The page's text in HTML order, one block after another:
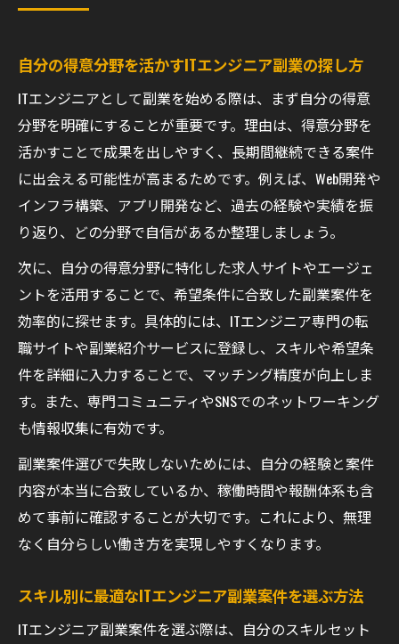
自分の得意分野を活かすITエンジニア副業の探し方
ITエンジニアとして副業を始める際は、まず自分の得意
分野を明確にすることが重要です。理由は、得意分野を
活かすことで成果を出しやすく、長期間継続できる案件
に出会える可能性が高まるためです。例えば、Web開発や
インフラ構築、アプリ開発など、過去の経験や実績を振
り返り、どの分野で自信があるか整理しましょう。
次に、自分の得意分野に特化した求人サイトやエージェ
ントを活用することで、希望条件に合致した副業案件を
効率的に探せます。具体的には、ITエンジニア専門の転
職サイトや副業紹介サービスに登録し、スキルや希望条
件を詳細に入力することで、マッチング精度が向上しま
す。また、専門コミュニティやSNSでのネットワーキング
も情報収集に有効です。
副業案件選びで失敗しないためには、自分の経験と案件
内容が本当に合致しているか、稼働時間や報酬体系も含
めて事前に確認することが大切です。これにより、無理
なく自分らしい働き方を実現しやすくなります。
スキル別に最適なITエンジニア副業案件を選ぶ方法
ITエンジニア副業案件を選ぶ際は、自分のスキルセット